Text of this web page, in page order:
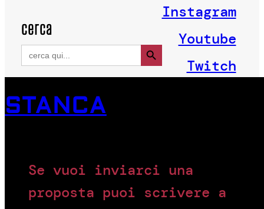
cerca
Search
for:
Search Button
Instagram
Youtube
Twitch
STANCA
Se vuoi inviarci una
proposta puoi scrivere a